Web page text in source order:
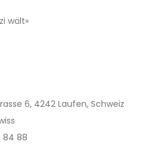
wält»
6, 4242 Laufen, Schweiz
84 88